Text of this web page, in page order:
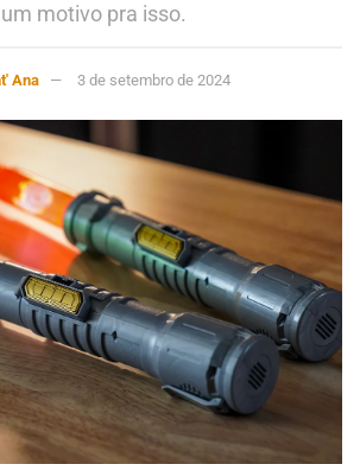
motivo pra isso.
Ana 3 de setembro de 2024